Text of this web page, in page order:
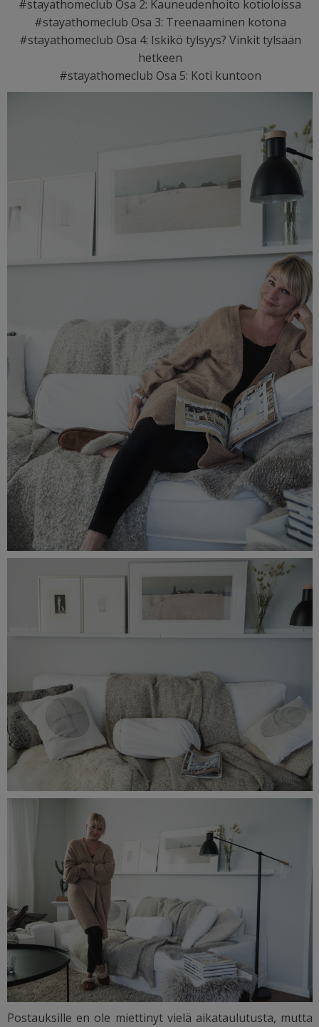
#stayathomeclub Osa 2: Kauneudenhoito kotioloissa
#stayathomeclub Osa 3: Treenaaminen kotona
#stayathomeclub Osa 4: Iskikö tylsyys? Vinkit tylsään
hetkeen
#stayathomeclub Osa 5: Koti kuntoon
Postauksille en ole miettinyt vielä aikataulutusta, mutta